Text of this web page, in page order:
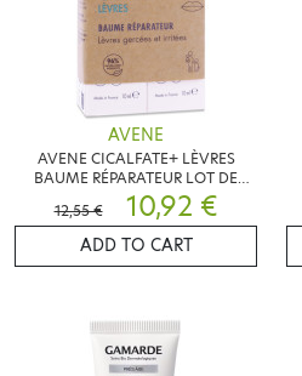
AVENE
AVENE CICALFATE+ LÈVRES
BAUME RÉPARATEUR LOT DE
2X10ML
12,55 € 10,92 €
ADD TO CART